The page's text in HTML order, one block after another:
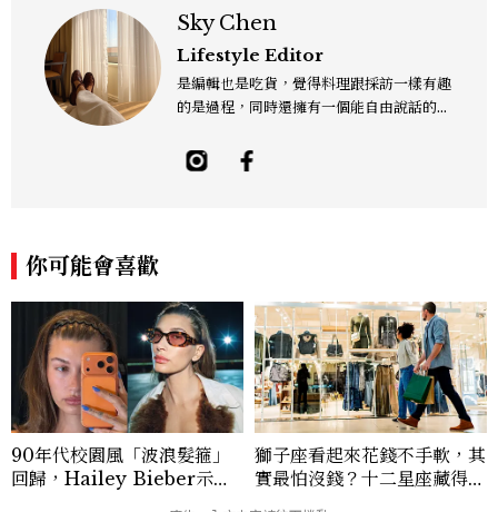
Sky Chen
Lifestyle Editor
是編輯也是吃貨，覺得料理跟採訪一樣有趣
的是過程，同時還擁有一個能自由說話的地
誌與數位平台，主要企劃與撰寫美食、美
酒、設計與旅遊文化，作品有風格空間、主
你可能會喜歡
90年代校園風「波浪髮箍」
回歸，Hailey Bieber示範
獅子座看起來花錢不手軟，其
實最怕沒錢？十二星座藏得最